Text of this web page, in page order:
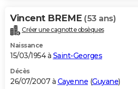
Vincent BREME (53 ans)
Créer une cagnotte obsèques
Naissance
15/03/1954 à Saint-Georges
Décès
26/07/2007 à Cayenne (Guyane)